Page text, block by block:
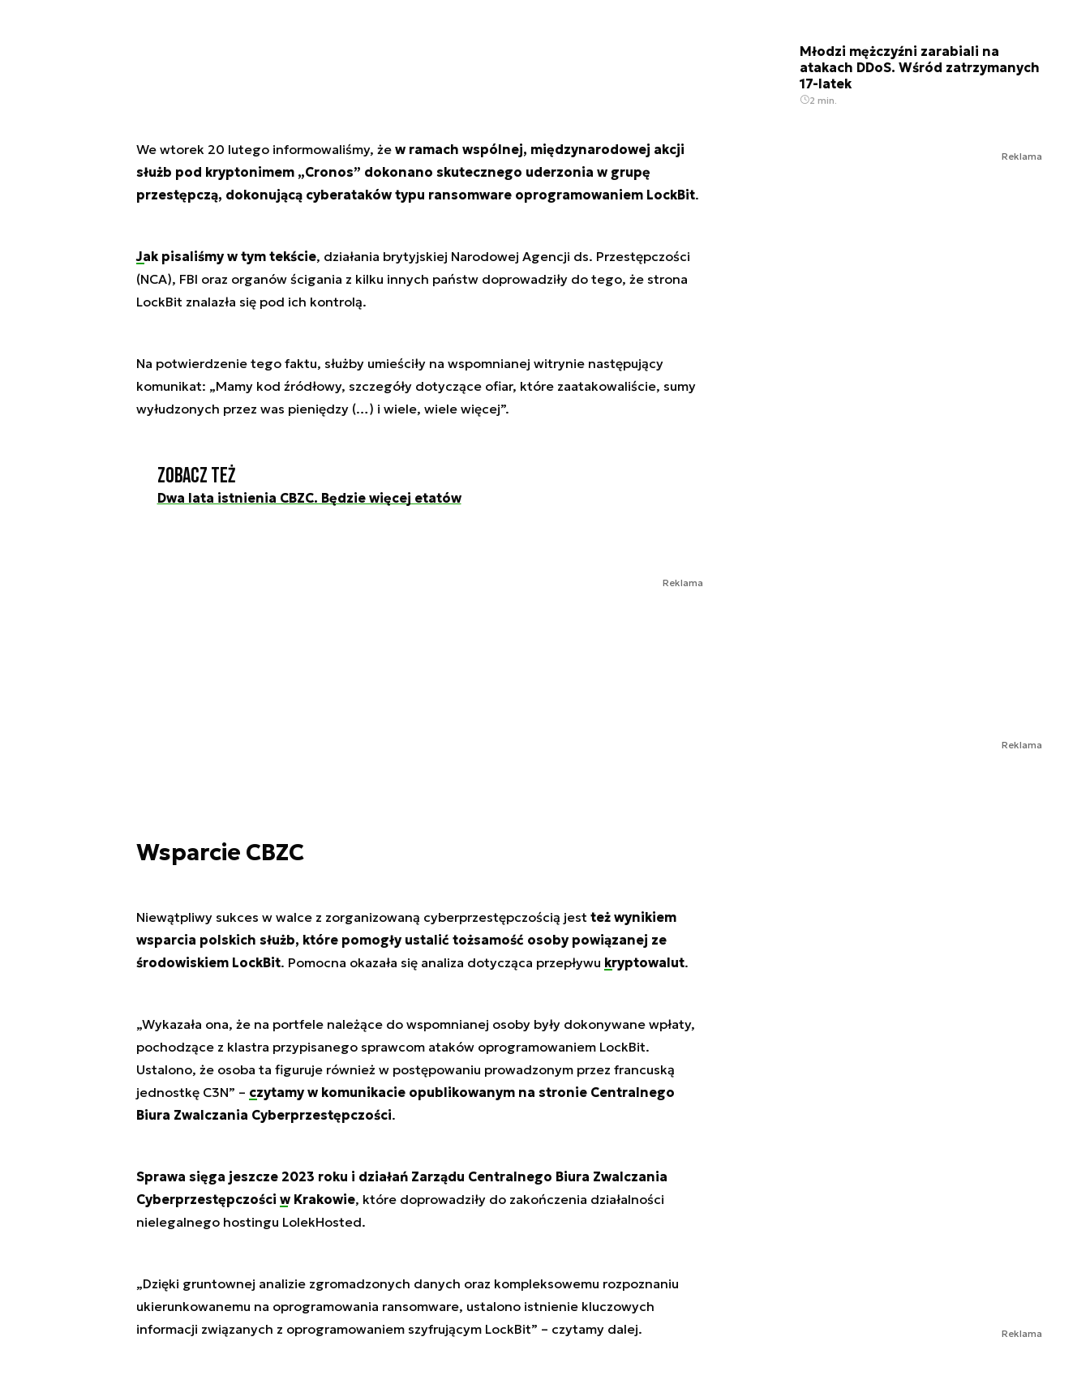
We wtorek 20 lutego informowaliśmy, że w ramach wspólnej, międzynarodowej akcji
służb pod kryptonimem „Cronos” dokonano skutecznego uderzonia w grupę
przestępczą, dokonującą cyberataków typu ransomware oprogramowaniem LockBit.
Jak pisaliśmy w tym tekście, działania brytyjskiej Narodowej Agencji ds. Przestępczości
(NCA), FBI oraz organów ścigania z kilku innych państw doprowadziły do tego, że strona
LockBit znalazła się pod ich kontrolą.
Na potwierdzenie tego faktu, służby umieściły na wspomnianej witrynie następujący
komunikat: „Mamy kod źródłowy, szczegóły dotyczące ofiar, które zaatakowaliście, sumy
wyłudzonych przez was pieniędzy (…) i wiele, wiele więcej”.
Zobacz też
Dwa lata istnienia CBZC. Będzie więcej etatów
Reklama
Wsparcie CBZC
Niewątpliwy sukces w walce z zorganizowaną cyberprzestępczością jest też wynikiem
wsparcia polskich służb, które pomogły ustalić tożsamość osoby powiązanej ze
środowiskiem LockBit. Pomocna okazała się analiza dotycząca przepływu kryptowalut.
„Wykazała ona, że na portfele należące do wspomnianej osoby były dokonywane wpłaty,
pochodzące z klastra przypisanego sprawcom ataków oprogramowaniem LockBit.
Ustalono, że osoba ta figuruje również w postępowaniu prowadzonym przez francuską
jednostkę C3N” – czytamy w komunikacie opublikowanym na stronie Centralnego
Biura Zwalczania Cyberprzestępczości.
Sprawa sięga jeszcze 2023 roku i działań Zarządu Centralnego Biura Zwalczania
Cyberprzestępczości w Krakowie, które doprowadziły do zakończenia działalności
nielegalnego hostingu LolekHosted.
„Dzięki gruntownej analizie zgromadzonych danych oraz kompleksowemu rozpoznaniu
ukierunkowanemu na oprogramowania ransomware, ustalono istnienie kluczowych
informacji związanych z oprogramowaniem szyfrującym LockBit” – czytamy dalej.
Młodzi mężczyźni zarabiali na
atakach DDoS. Wśród zatrzymanych
17-latek
2 min.
Reklama
Reklama
Reklama